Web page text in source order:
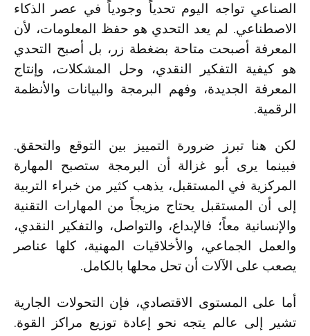
الصناعي تواجه اليوم تحدياً وجودياً في عصر الذكاء
الاصطناعي. لم يعد التحدي هو حفظ المعلومات، لأن
المعرفة أصبحت متاحة بضغطة زر، بل أصبح التحدي
هو كيفية التفكير النقدي، وحل المشكلات، وإنتاج
المعرفة الجديدة، وفهم البرمجة والبيانات والأنظمة
الرقمية.
لكن هنا تبرز ضرورة التمييز بين التوقع والتحقق.
فبينما يرى أبو غزالة أن البرمجة ستصبح المهارة
المركزية في المستقبل، يذهب كثير من خبراء التربية
إلى أن المستقبل يحتاج مزيجاً من المهارات التقنية
والإنسانية معاً؛ فالإبداع، والتواصل، والتفكير النقدي،
والعمل الجماعي، والأخلاقيات المهنية، كلها عناصر
يصعب على الآلات أن تحل محلها بالكامل.
أما على المستوى الاقتصادي، فإن التحولات الجارية
تشير إلى عالم يتجه نحو إعادة توزيع مراكز القوة.